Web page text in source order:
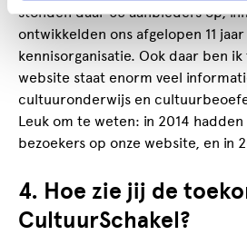
stonden daar 65 aanbieders op,
ontwikkelden ons afgelopen 11
kennisorganisatie. Ook daar ben
website staat enorm veel
cultuuronderwijs en
Leuk om te weten: in 2014
bezoekers op onze website, en in
4. Hoe zie jij de
CultuurSchakel?